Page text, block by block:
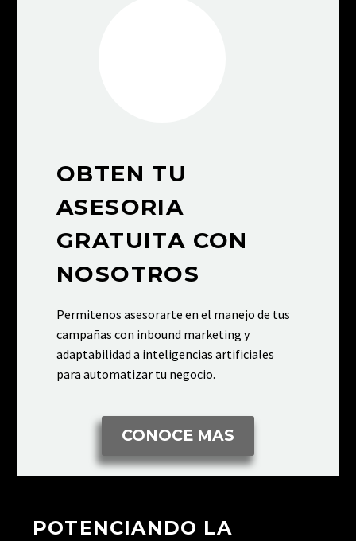
OBTEN TU
ASESORIA
GRATUITA CON
NOSOTROS
Permitenos asesorarte en el manejo de tus
campañas con inbound marketing y
adaptabilidad a inteligencias artificiales
para automatizar tu negocio.
CONOCE MAS
POTENCIANDO LA